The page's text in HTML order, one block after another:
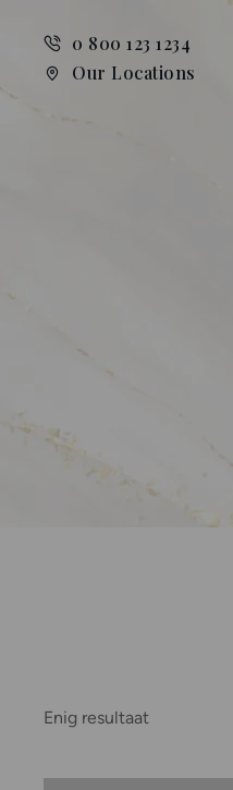
0 800 123 1234
Our Locations
Enig resultaat